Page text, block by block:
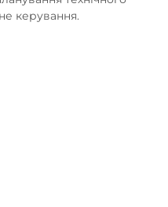
керування.